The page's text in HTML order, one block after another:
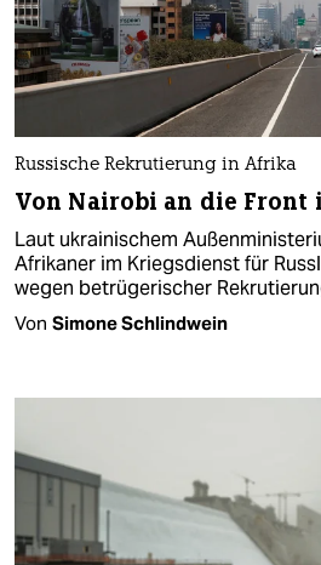
Russische Rekrutierung in Afrika
Von Nairobi an die Front
Laut ukrainischem
Afrikaner im Kriegsdienst für
wegen betrügerischer
Von Simone Schlindwein